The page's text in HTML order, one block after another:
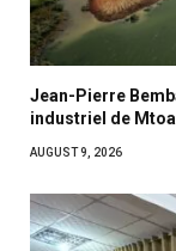
Jean-Pierre
industriel de
AUGUST 9, 2026